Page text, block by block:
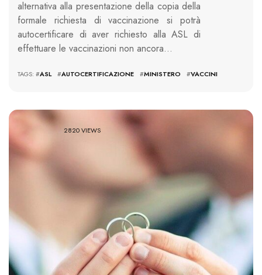
alternativa alla presentazione della copia della
formale richiesta di vaccinazione si potrà
autocertificare di aver richiesto alla ASL di
effettuare le vaccinazioni non ancora…
TAGS: #ASL #AUTOCERTIFICAZIONE #MINISTERO #VACCINI
2820 VIEWS